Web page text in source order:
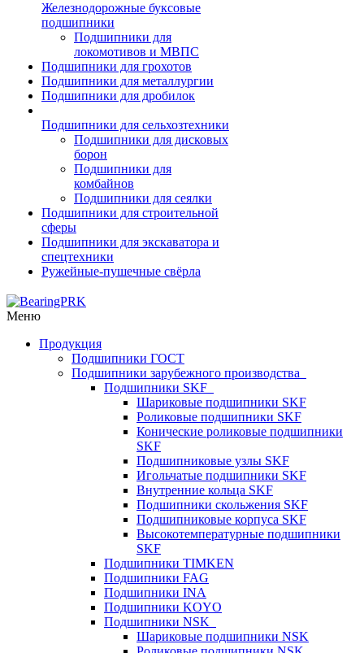
Железнодорожные буксовые
подшипники
Подшипники для
локомотивов и МВПС
Подшипники для грохотов
Подшипники для металлургии
Подшипники для дробилок
Подшипники для сельхозтехники
Подшипники для дисковых
борон
Подшипники для
комбайнов
Подшипники для сеялки
Подшипники для строительной
сферы
Подшипники для экскаватора и
спецтехники
Ружейные-пушечные свёрла
Меню
Продукция
Подшипники ГОСТ
Подшипники зарубежного производства
Подшипники SKF
Шариковые подшипники SKF
Роликовые подшипники SKF
Конические роликовые подшипники
SKF
Подшипниковые узлы SKF
Игольчатые подшипники SKF
Внутренние кольца SKF
Подшипники скольжения SKF
Подшипниковые корпуса SKF
Высокотемпературные подшипники
SKF
Подшипники TIMKEN
Подшипники FAG
Подшипники INA
Подшипники KOYO
Подшипники NSK
Шариковые подшипники NSK